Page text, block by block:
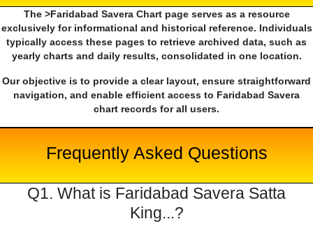
The >Faridabad Savera Chart page serves as a resource
exclusively for informational and historical reference. Individuals
typically access these pages to retrieve archived data, such as
yearly charts and daily results, consolidated in one location.
Our objective is to provide a clear layout, ensure straightforward
navigation, and enable efficient access to Faridabad Savera
chart records for all users.
Frequently Asked Questions
Q1. What is Faridabad Savera Satta
King...?